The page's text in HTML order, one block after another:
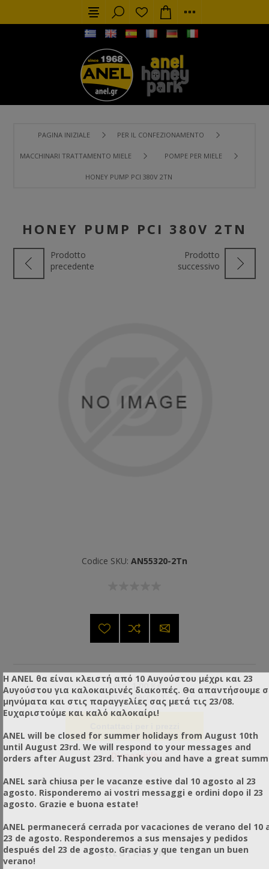
PAGINA INIZIALE PER IL CONFEZIONAMENTO
MACCHINARI TRATTAMENTO MIELE POMPE PER MIELE
HONEY PUMP PCI 380V 2TN
HONEY PUMP PCI 380V 2TN
Prodotto
precedente
Prodotto
successivo
Codice SKU: AN55320-2Tn
Peso: 1,00 Kg
Pezzi / Pacco: 1
Disponibile
VALUTAZIONI
Η ANEL θα είναι κλειστή από 10 Αυγούστου μέχρι και 23
Αυγούστου για καλοκαιρινές διακοπές. Θα απαντήσουμε
μηνύματα και στις παραγγελίες σας μετά τις 23/08.
Ευχαριστούμε και καλό καλοκαίρι!
ANEL will be closed for summer holidays from August 10th
until August 23rd. We will respond to your messages and
orders after August 23rd. Thank you and have a great
ANEL sarà chiusa per le vacanze estive dal 10 agosto al 23
agosto. Risponderemo ai vostri messaggi e ordini dopo il 23
agosto. Grazie e buona estate!
ANEL permanecerá cerrada por vacaciones de verano del 10
23 de agosto. Responderemos a sus mensajes y pedidos
después del 23 de agosto. Gracias y que tengan un buen
verano!